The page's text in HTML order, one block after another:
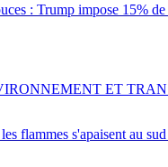
: Trump impose 15%
flammes s'apaisent au
ET